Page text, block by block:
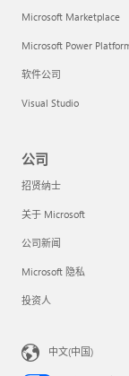
Microsoft Marketplace
Microsoft Power
软件公司
Visual Studio
公司
招贤纳士
关于 Microsoft
公司新闻
Microsoft 隐私
投资人
中文(中国)